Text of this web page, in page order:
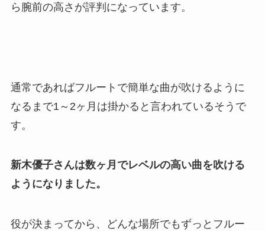
ら腕前の高さが評判になっています。
通常であればフルートで簡単な曲が吹けるように
なるまで1～2ヶ月は掛かると言われているそうで
す。
新木優子さんは数ヶ月でレベルの高い曲を吹ける
ようになりました。
役が決まってから、どんな場所でもずっとフルー